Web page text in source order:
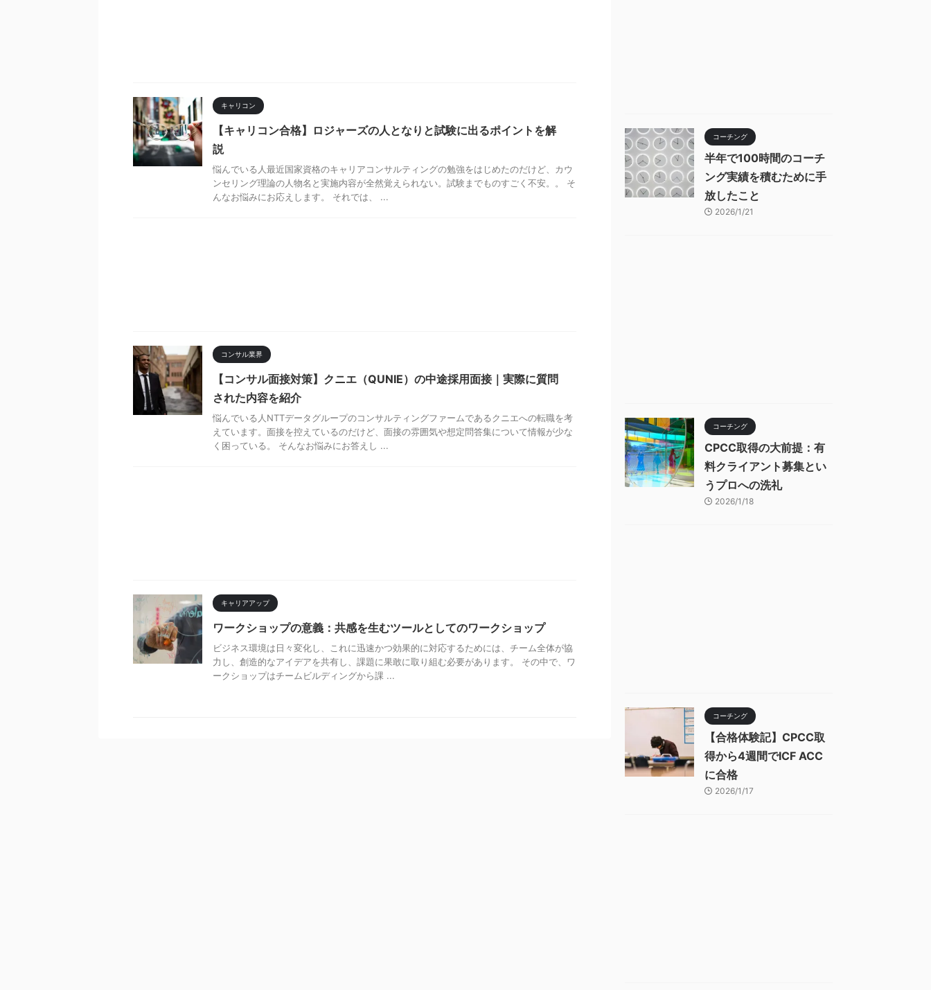
キャリコン
【キャリコン合格】ロジャーズの人となりと試験に出るポイントを解
説
悩んでいる人最近国家資格のキャリアコンサルティングの勉強をはじめたのだけど、カウ
ンセリング理論の人物名と実施内容が全然覚えられない。試験までものすごく不安。。 そ
んなお悩みにお応えします。 それでは、 ...
コンサル業界
【コンサル面接対策】クニエ（QUNIE）の中途採用面接｜実際に質問
された内容を紹介
悩んでいる人NTTデータグループのコンサルティングファームであるクニエへの転職を考
えています。面接を控えているのだけど、面接の雰囲気や想定問答集について情報が少な
く困っている。 そんなお悩みにお答えし ...
キャリアアップ
ワークショップの意義：共感を生むツールとしてのワークショップ
ビジネス環境は日々変化し、これに迅速かつ効果的に対応するためには、チーム全体が協
力し、創造的なアイデアを共有し、課題に果敢に取り組む必要があります。 その中で、ワ
ークショップはチームビルディングから課 ...
コーチング
半年で100時間のコーチ
ング実績を積むために手
放したこと
2026/1/21
コーチング
CPCC取得の大前提：有
料クライアント募集とい
うプロへの洗礼
2026/1/18
コーチング
【合格体験記】CPCC取
得から4週間でICF ACC
に合格
2026/1/17